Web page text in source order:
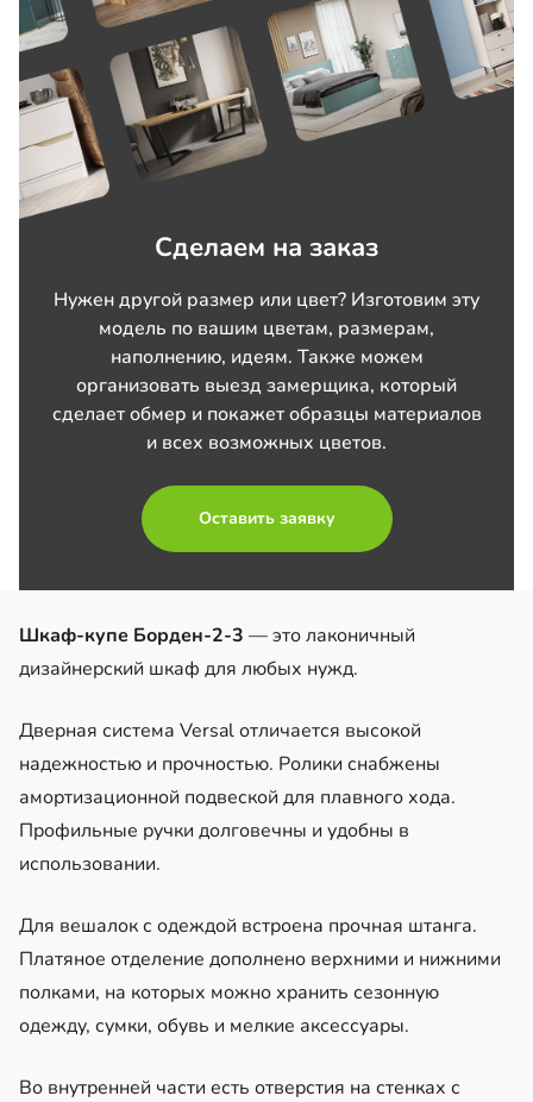
Сделаем на заказ
Нужен другой размер или цвет? Изготовим эту
модель по вашим цветам, размерам,
наполнению, идеям. Также можем
организовать выезд замерщика, который
сделает обмер и покажет образцы материалов
и всех возможных цветов.
Оставить заявку
Шкаф-купе Борден-2-3 — это лаконичный
дизайнерский шкаф для любых нужд.
Дверная система Versal отличается высокой
надежностью и прочностью. Ролики снабжены
амортизационной подвеской для плавного хода.
Профильные ручки долговечны и удобны в
использовании.
Для вешалок с одеждой встроена прочная штанга.
Платяное отделение дополнено верхними и нижними
полками, на которых можно хранить сезонную
одежду, сумки, обувь и мелкие аксессуары.
Во внутренней части есть отверстия на стенках с